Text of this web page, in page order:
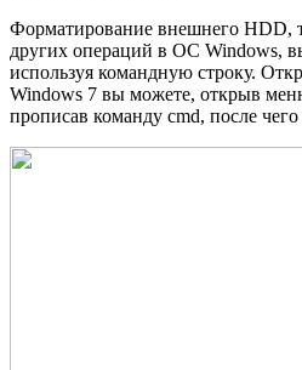
Форматирование внешнего HDD,
других операций в ОС Windows,
используя командную строку.
Windows 7 вы можете, открыв
прописав команду cmd, после